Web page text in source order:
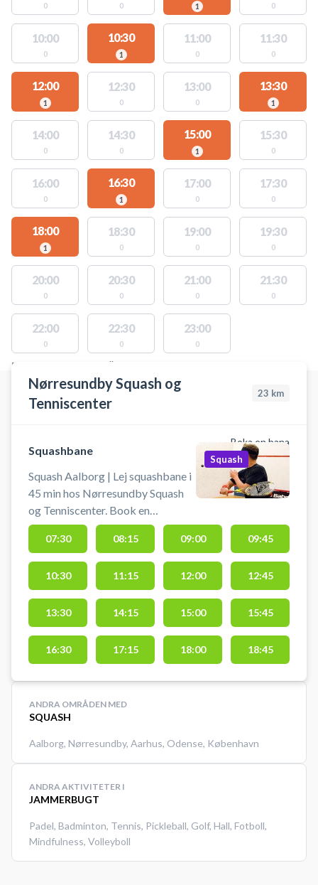
0 0 1 0
10:00
0
10:30
1
11:00
0
11:30
0
12:00
1
12:30
0
13:00
0
13:30
1
14:00
0
14:30
0
15:00
1
15:30
0
16:00
0
16:30
1
17:00
0
17:30
0
18:00
1
18:30
0
19:00
0
19:30
0
20:00
0
20:30
0
21:00
0
21:30
0
22:00
0
22:30
0
23:00
0
PLATSER MED TILLGÄNGLIGA AKTIVITETER
Nørresundby Squash og
Tenniscenter
23 km
Boka en bana
Squashbane
Squash Aalborg | Lej squashbane i
45 min hos Nørresundby Squash
og Tenniscenter. Book en
squashbane og spil squash i
Aalborg på squashbanerne i
Nørresundby Squash og
Tenniscenter. Squashbanen må kun
benyttes med indendørssko, der
ikke laver mærker i gulvet.
Ketsjere og bolde findes ved siden
af banerne og kan lånes gratis.
Squash
07:30 08:15 09:00 09:45
10:30 11:15 12:00 12:45
13:30 14:15 15:00 15:45
16:30 17:15 18:00 18:45
ANDRA OMRÅDEN MED
SQUASH
Aalborg, Nørresundby, Aarhus, Odense, København
ANDRA AKTIVITETER I
JAMMERBUGT
Padel, Badminton, Tennis, Pickleball, Golf, Hall, Fotboll,
Mindfulness, Volleyboll